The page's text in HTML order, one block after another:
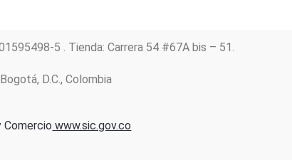
5 . Tienda: Carrera 54 #67A bis – 51.
Bogotá, D.C., Colombia
Comercio www.sic.gov.co